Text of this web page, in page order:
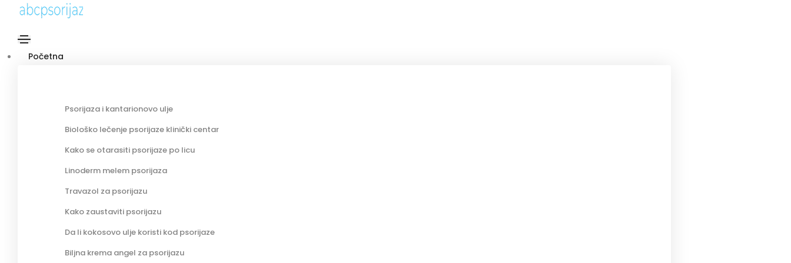
Početna
Psorijaza i kantarionovo ulje
Biološko lečenje psorijaze klinički centar
Kako se otarasiti psorijaze po licu
Linoderm melem psorijaza
Travazol za psorijazu
Kako zaustaviti psorijazu
Da li kokosovo ulje koristi kod psorijaze
Biljna krema angel za psorijazu